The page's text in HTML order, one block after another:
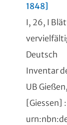
1848]
I, 26, I
Deutsch
Inventar
UB
[Giessen]